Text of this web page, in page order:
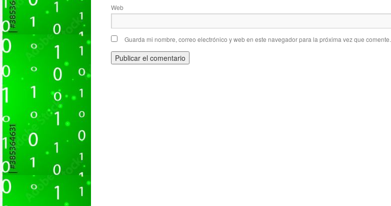
Web
Guarda mi nombre, correo electrónico y web en este navegador para la próxima vez que comente.